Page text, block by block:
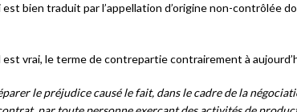
bien traduit par l’appellation d’origine non-contrôlée
vrai, le terme de contrepartie contrairement à
le préjudice causé le fait, dans le cadre de la